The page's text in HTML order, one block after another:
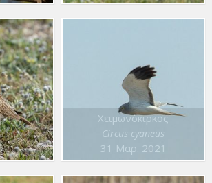
Χειμωνόκιρκος
Circus cyaneus
31 Μαρ. 2021